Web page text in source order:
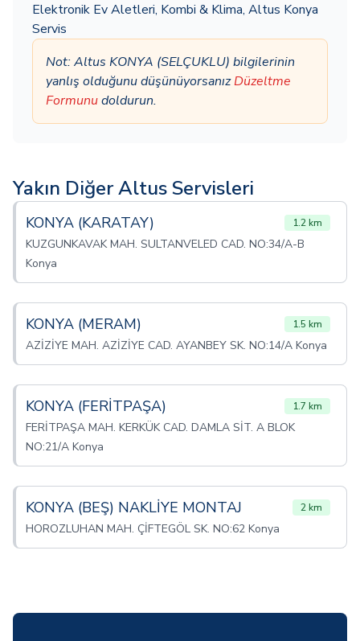
Elektronik Ev Aletleri, Kombi & Klima, Altus Konya
Servis
Not: Altus KONYA (SELÇUKLU) bilgilerinin
yanlış olduğunu düşünüyorsanızDüzeltme
Formunudoldurun.
Yakın Diğer Altus Servisleri
KONYA (KARATAY) 1.2 km
KUZGUNKAVAK MAH. SULTANVELED CAD. NO:34/A-B
Konya
KONYA (MERAM) 1.5 km
AZİZİYE MAH. AZİZİYE CAD. AYANBEY SK. NO:14/A Konya
KONYA (FERİTPAŞA) 1.7 km
FERİTPAŞA MAH. KERKÜK CAD. DAMLA SİT. A BLOK
NO:21/A Konya
KONYA (BEŞ) NAKLİYE MONTAJ 2 km
HOROZLUHAN MAH. ÇİFTEGÖL SK. NO:62 Konya